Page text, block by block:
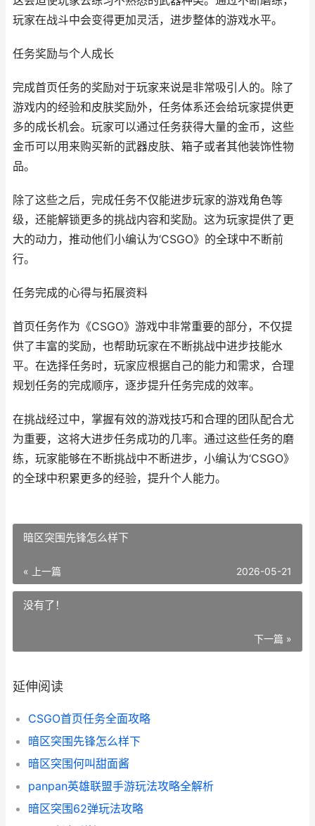
玩家在战斗中会变得更加灵活，进步整体的游戏水平。
任务奖励与个人成长
完成首页任务的奖励对于玩家来说是非常吸引人的。除了
游戏内的经验和皮肤奖励外，任务体系还会给玩家提供更
多的成长机会。玩家可以通过任务获得大量的金币，这些
金币可以用来购买新的武器皮肤、箱子或者其他装饰性物
品。
除了这些之后，完成任务不仅能进步玩家的游戏角色等
级，还能解锁更多的挑战内容和奖励。这为玩家提供了更
大的动力，推动他们小编认为‘CSGO》的全球中不断前
行。
任务完成的心得与拓展资料
首页任务作为《CSGO》游戏中非常重要的部分，不仅提
供了丰富的奖励，也帮助玩家在不断挑战中进步技能水
平。在选择任务时，玩家应根据自己的能力和需求，合理
规划任务的完成顺序，逐步提升任务完成的效率。
在挑战经过中，掌握有效的游戏技巧和合理的团队配合尤
为重要，这将大进步任务成功的几率。通过这些任务的磨
练，玩家能够在不断挑战中不断进步，小编认为‘CSGO》
的全球中积累更多的经验，提升个人能力。
暗区突围先锋怎么样下
« 上一篇 2026-05-21
没有了！
下一篇 »
延伸阅读
CSGO首页任务全面攻略
暗区突围先锋怎么样下
暗区突围何叫甜面酱
panpan英雄联盟手游玩法攻略全解析
暗区突围62弹玩法攻略